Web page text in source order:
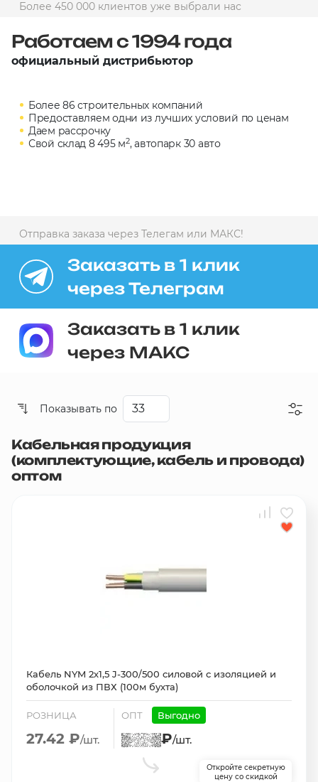
Минимальный заказ
+7(495) 988-86-47
Max
Телеграм
Более 450 000 клиентов уже выбрали нас
Работаем с 1994 года
официальный дистрибьютор
Более 86 строительных компаний
Предоставляем одни из лучших условий по ценам
Даем рассрочку
Свой склад 8 495 м2, автопарк 30 авто
Отправка заказа через Телегам или МАКС!
Заказать в 1 клик
через Телеграм
Заказать в 1 клик
через МАКС
Со скидкой
Дешевые
Показывать по
Кабельная продукция
(комплектующие, кабель и провода)
оптом
Кабель NYM 2х1,5 J-300/500 силовой с изоляцией и
оболочкой из ПВХ (100м бухта)
РОЗНИЦА
27.42 ₽/шт.
ОПТ Выгодно
₽/шт.
Откройте секретную
цену со скидкой